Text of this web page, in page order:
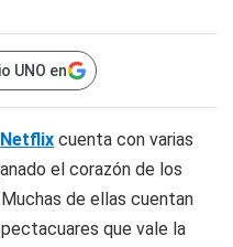
UNO en
Netflix cuenta con varias
el corazón de los
de ellas cuentan
que vale la